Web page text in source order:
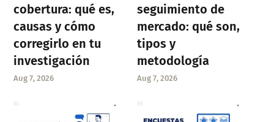
cobertura: qué es,
causas y cómo
corregirlo en tu
investigación
Aug 7, 2026
seguimiento de
mercado: qué son,
tipos y
metodología
Aug 7, 2026